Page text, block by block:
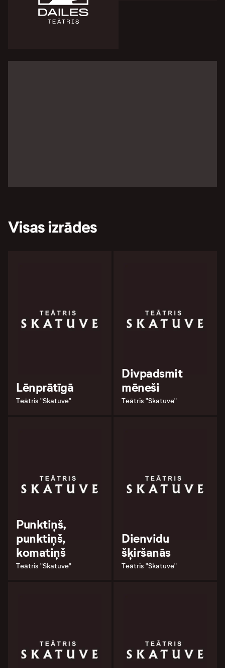
Visas izrādes
Lēnprātīgā
Teātris "Skatuve"
Divpadsmit
mēneši
Teātris "Skatuve"
Punktiņš,
punktiņš,
komatiņš
Teātris "Skatuve"
Dienvidu
šķiršanās
Teātris "Skatuve"